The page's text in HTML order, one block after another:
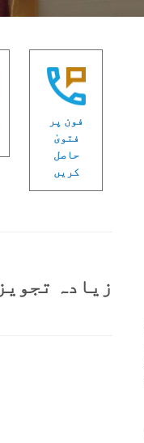
فون پر
فتویٰ
حاصل
کریں
زیادہ